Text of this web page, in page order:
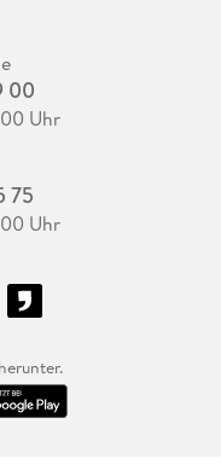
00
Uhr
75
Uhr